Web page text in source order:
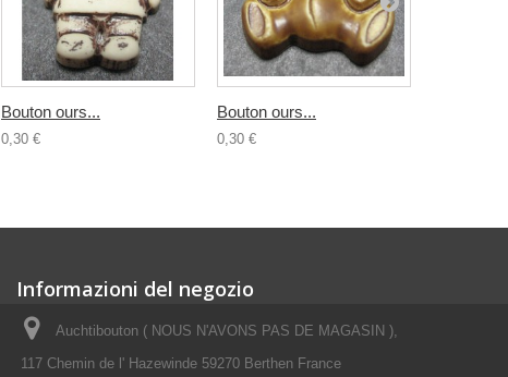
Bouton ours...
0,30 €
Bouton ours...
0,30 €
Informazioni del negozio
Auchtibouton ( NOUS N'AVONS PAS DE MAGASIN ),
117 Chemin de l' Hazewinde 59270 Berthen France